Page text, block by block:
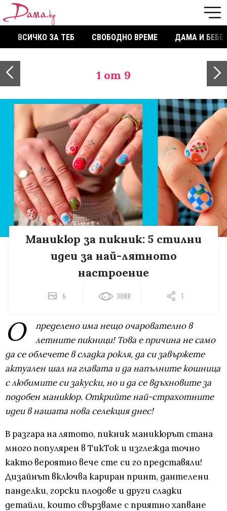
ВСИЧКО ЗА ТЕБ СВОБОДНО ВРЕМЕ ДАМА И БЕБЕ
1 от 9
Маникюр за пикник: 5 стилни
идеи за най-лятното
настроение
6 3088 1
О
пределено има нещо очарователно в
летните пикници! Това е причина не само
да се облечете в сладка рокля, да си завържете
актуален шал на главата и да напълните кошница
с любимите си закуски, но и да се вдъхновите за
подобен маникюр. Открийте най-страхотните
идеи в нашата нова селекция днес!
В разгара на лятото, пикник маникюрът стана
много популярен в ТикТок и изглежда точно
както вероятно вече сте си го представяли!
Дизайнът включва кариран принт, дантелени
панделки, горски плодове и други сладки
детайли, които свързваме с приятно хапване